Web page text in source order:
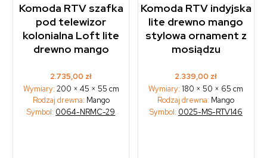
Komoda RTV szafka
pod telewizor
kolonialna Loft lite
drewno mango
2.735,00 zł
Wymiary: 200 × 45 × 55 cm
Rodzaj drewna: Mango
Symbol: 0064-NRMC-29
Komoda RTV indyjska
lite drewno mango
stylowa ornament z
mosiądzu
2.339,00 zł
Wymiary:180 × 50 × 65 cm
Rodzaj drewna: Mango
Symbol: 0025-MS-RTV146